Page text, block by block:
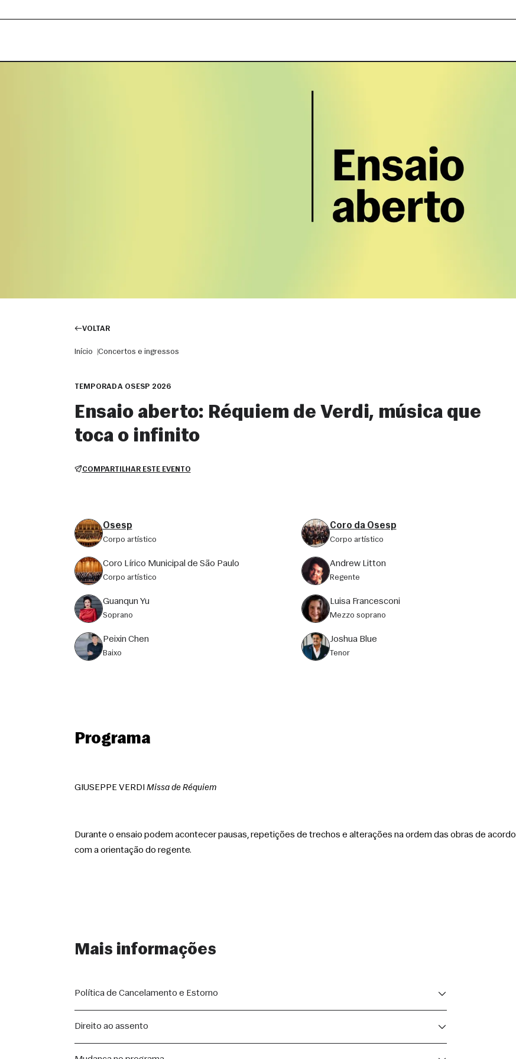
VOLTAR
Início Concertos e ingressos
TEMPORADA OSESP 2026
Ensaio aberto: Réquiem de Verdi, música que
toca o infinito
COMPARTILHAR ESTE EVENTO
Osesp
corpo artístico
Coro da Osesp
corpo artístico
Coro Lírico Municipal de São Paulo
Corpo artístico
Andrew Litton
Regente
Guanqun Yu
soprano
Luisa Francesconi
mezzo soprano
Peixin Chen
baixo
Joshua Blue
tenor
Programa
GIUSEPPE VERDI Missa de Réquiem
Durante o ensaio podem acontecer pausas, repetições de trechos e alterações na ordem das obras de acordo
com a orientação do regente.
Mais informações
Política de Cancelamento e Estorno
A compra de ingressos para as apresentações segue as disposições do Código de Defesa do
Direito ao assento
O comprador do assento tem direito a ele até a entrada do maestro e após o intervalo. Em caso de